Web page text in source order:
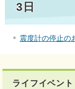
3日
震度計の停止の
ライフイベント